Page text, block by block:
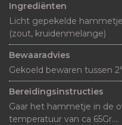
Ingrediënten
Licht gepekelde
Bewaaradvies
Gekoeld bewaren tussen
Bereidingsinstructies
Gaar het hammetje in de
temperatuur van ca 65Gr.